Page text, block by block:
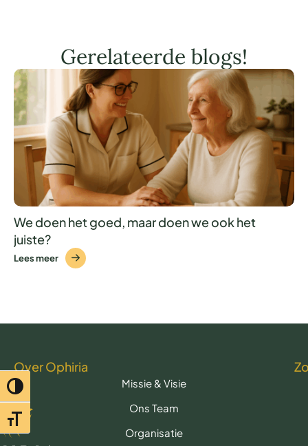
Toggle hoog contrast
Toggle lettertypegrootte
Gerelateerde blogs!
We doen het goed, maar doen we ook het
juiste?
Lees meer
Over Ophiria
Missie & Visie
Ons Team
Organisatie